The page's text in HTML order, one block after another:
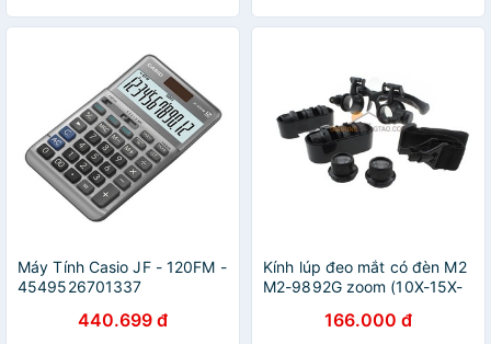
Máy Tính Casio JF - 120FM -
4549526701337
440.699 đ
Kính lúp đeo mắt có đèn M2
M2-9892G zoom (10X-15X-
166.000 đ